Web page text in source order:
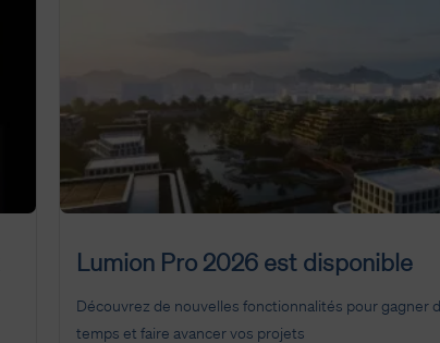
Lumion Pro 2026 est disponible
Découvrez de nouvelles fonctionnalités pour gagner
temps et faire avancer vos projets